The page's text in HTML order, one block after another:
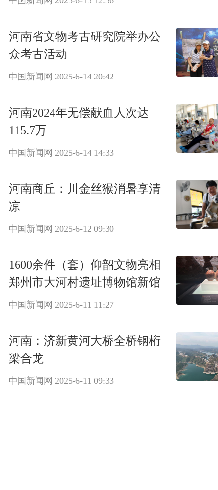
河南省文物考古研究院举办公
众考古活动
中国新闻网 2025-6-14 20:42
河南2024年无偿献血人次达
115.7万
中国新闻网 2025-6-14 14:33
河南商丘：川金丝猴消暑享清
凉
中国新闻网 2025-6-12 09:30
1600余件（套）仰韶文物亮相
郑州市大河村遗址博物馆新馆
中国新闻网 2025-6-11 11:27
河南：济新黄河大桥全桥钢桁
梁合龙
中国新闻网 2025-6-11 09:33